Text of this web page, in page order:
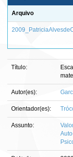
Arquivo
Título:
Autor(es):
Orientador(es):
Assunto: